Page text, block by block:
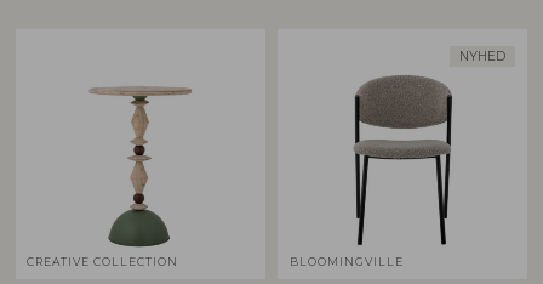
CREATIVE COLLECTION
NYHED
BLOOMINGVILLE